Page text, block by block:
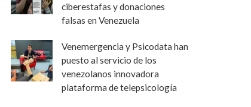
ciberestafas y donaciones
falsas en Venezuela
Venemergencia y Psicodata han
puesto al servicio de los
venezolanos innovadora
plataforma de telepsicología